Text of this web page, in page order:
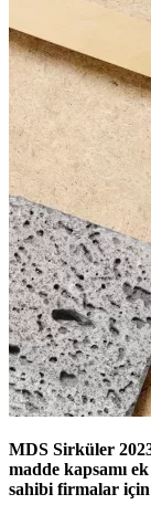
MDS Sirküler
madde kapsamı
sahibi firmalar